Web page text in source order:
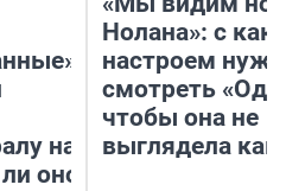
на
оно
Нолана»: с
настроем
смотреть
чтобы она не
выглядела как